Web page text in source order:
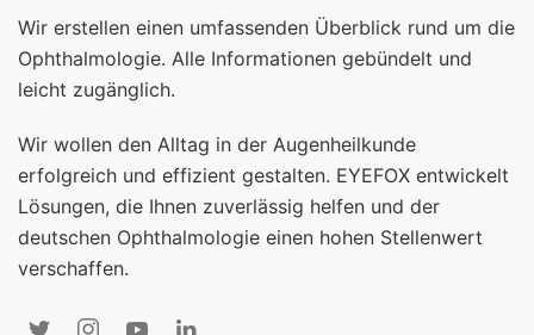
Wir erstellen einen umfassenden Überblick rund um die
Ophthalmologie. Alle Informationen gebündelt und
leicht zugänglich.
Wir wollen den Alltag in der Augenheilkunde
erfolgreich und effizient gestalten. EYEFOX entwickelt
Lösungen, die Ihnen zuverlässig helfen und der
deutschen Ophthalmologie einen hohen Stellenwert
verschaffen.